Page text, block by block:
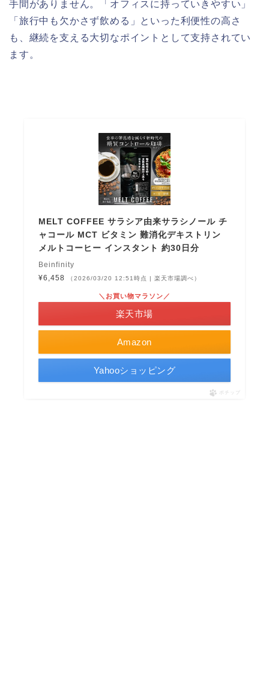
手間がありません。「オフィスに持っていきやすい」
「旅行中も欠かさず飲める」といった利便性の高さ
も、継続を支える大切なポイントとして支持されてい
ます。
MELT COFFEE サラシア由来サラシノール チ
ャコール MCT ビタミン 難消化デキストリン
メルトコーヒー インスタント 約30日分
Beinfinity
¥6,458
（2026/03/20 12:51時点 | 楽天市場調べ）
Amazon
＼お買い物マラソン／
楽天市場
Yahooショッピング
ポチップ